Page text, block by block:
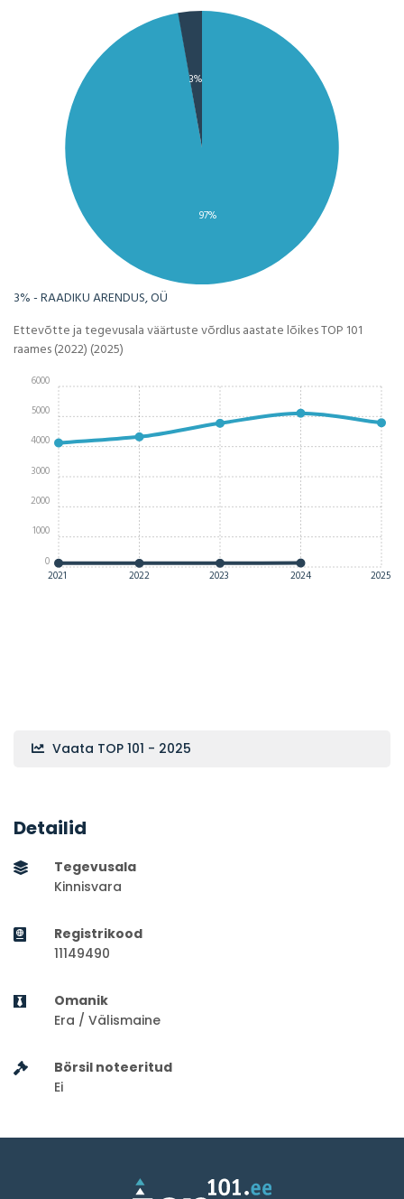
97%
3%
3% - RAADIKU ARENDUS, OÜ
Ettevõtte ja tegevusala väärtuste võrdlus aastate lõikes TOP 101
raames (2022) (2025)
2021 2022 2023 2024 2025
0
1000
2000
3000
4000
5000
6000
Vaata TOP 101 - 2025
Detailid
Tegevusala
Kinnisvara
Registrikood
11149490
Omanik
Era / Välismaine
Börsil noteeritud
Ei